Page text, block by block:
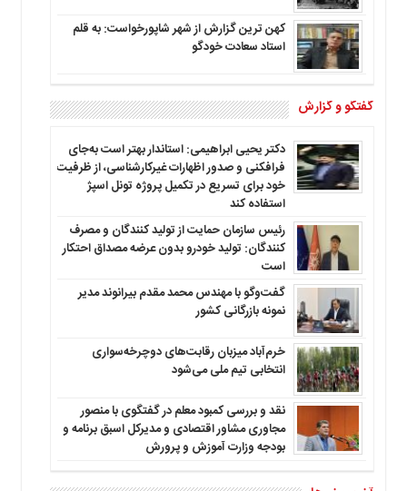
کهن ترین گزارش از شهر شاپورخواست: به قلم
استاد سعادت خودگو
گفتگو و گزارش
دکتر یحیی ابراهیمی: استاندار بهتر است به‌جای
فرافکنی و صدور اظهارات غیرکارشناسی، از ظرفیت
خود برای تسریع در تکمیل پروژه تونل اسپژ
استفاده کند
رئیس سازمان حمایت از تولید کنندگان و مصرف
کنندگان: تولید خودرو بدون عرضه مصداق احتکار
است
گفت‌وگو با مهندس محمد مقدم بیرانوند مدیر
نمونه بازرگانی کشور
خرم‌آباد میزبان رقابت‌های دوچرخه‌سواری
انتخابی تیم ملی می‌شود
نقد و بررسی کمبود معلم در گفتگوی با منصور
مجاوری مشاور اقتصادی و مدیرکل اسبق برنامه و
بودجه وزارت آموزش و پرورش